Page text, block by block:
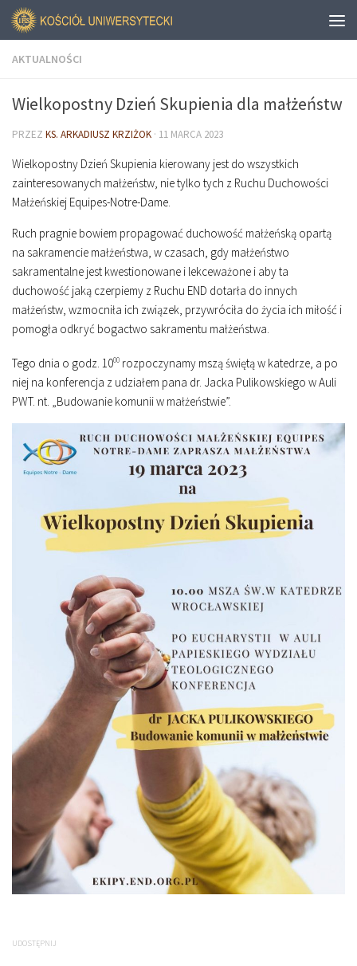
AKTUALNOŚCI
Wielkopostny Dzień Skupienia dla małżeństw
PRZEZ KS. ARKADIUSZ KRZIŻOK · 11 MARCA 2023
Wielkopostny Dzień Skupienia kierowany jest do wszystkich
zainteresowanych małżeństw, nie tylko tych z Ruchu Duchowości
Małżeńskiej Equipes-Notre-Dame.
Ruch pragnie bowiem propagować duchowość małżeńską opartą
na sakramencie małżeństwa, w czasach, gdy małżeństwo
sakramentalne jest kwestionowane i lekceważone i aby ta
duchowość jaką czerpiemy z Ruchu END dotarła do innych
małżeństw, wzmocniła ich związek, przywróciła do życia ich miłość i
pomogła odkryć bogactwo sakramentu małżeństwa.
Tego dnia o godz. 1000 rozpoczynamy mszą świętą w katedrze, a po
niej na konferencja z udziałem pana dr. Jacka Pulikowskiego w Auli
PWT. nt. „Budowanie komunii w małżeństwie”.
UDOSTĘPNIJ